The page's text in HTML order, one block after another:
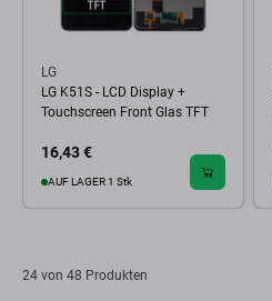
LG
LG K51S - LCD Display +
Touchscreen Front Glas TFT
16,43 €
AUF LAGER 1 Stk
24 von 48 Produkten